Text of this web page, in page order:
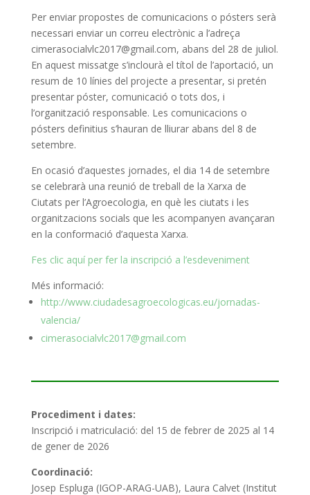
Per enviar propostes de comunicacions o pósters serà
necessari enviar un correu electrònic a l’adreça
cimerasocialvlc2017@gmail.com, abans del 28 de juliol.
En aquest missatge s’inclourà el títol de l’aportació, un
resum de 10 línies del projecte a presentar, si pretén
presentar póster, comunicació o tots dos, i
l’organització responsable. Les comunicacions o
pósters definitius s’hauran de lliurar abans del 8 de
setembre.
En ocasió d’aquestes jornades, el dia 14 de setembre
se celebrarà una reunió de treball de la Xarxa de
Ciutats per l’Agroecologia, en què les ciutats i les
organitzacions socials que les acompanyen avançaran
en la conformació d’aquesta Xarxa.
Fes clic aquí per fer la inscripció a l’esdeveniment
Més informació:
http://www.ciudadesagroecologicas.eu/jornadas-
valencia/
cimerasocialvlc2017@gmail.com
Procediment i dates:
Inscripció i matriculació: del 15 de febrer de 2025 al 14
de gener de 2026
Coordinació:
Josep Espluga (IGOP-ARAG-UAB), Laura Calvet (Institut